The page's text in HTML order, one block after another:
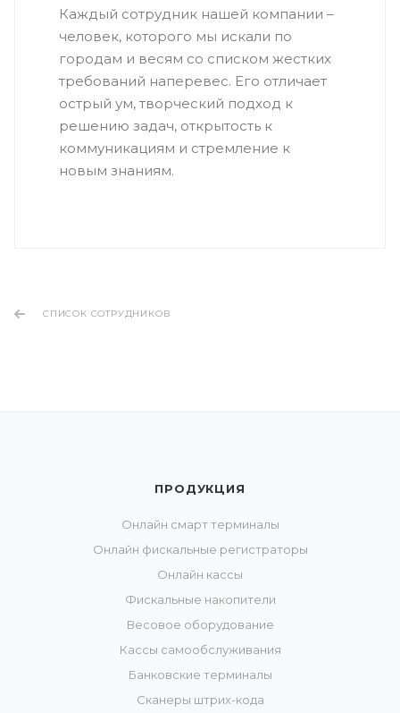
Каждый сотрудник нашей компании –
человек, которого мы искали по
городам и весям со списком жестких
требований наперевес. Его отличает
острый ум, творческий подход к
решению задач, открытость к
коммуникациям и стремление к
новым знаниям.
СПИСОК СОТРУДНИКОВ
ПРОДУКЦИЯ
Онлайн смарт терминалы
Онлайн фискальные регистраторы
Онлайн кассы
Фискальные накопители
Весовое оборудование
Кассы самообслуживания
Банковские терминалы
Сканеры штрих-кода